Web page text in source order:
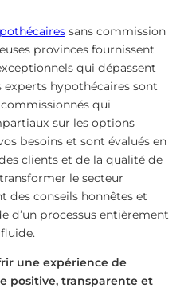
sans commission
provinces fournissent
qui dépassent
experts hypothécaires sont
qui
sur les options
besoins et sont évalués en
clients et de la qualité de
le secteur
des conseils honnêtes et
d’un processus entièrement
une expérience de
positive, transparente et